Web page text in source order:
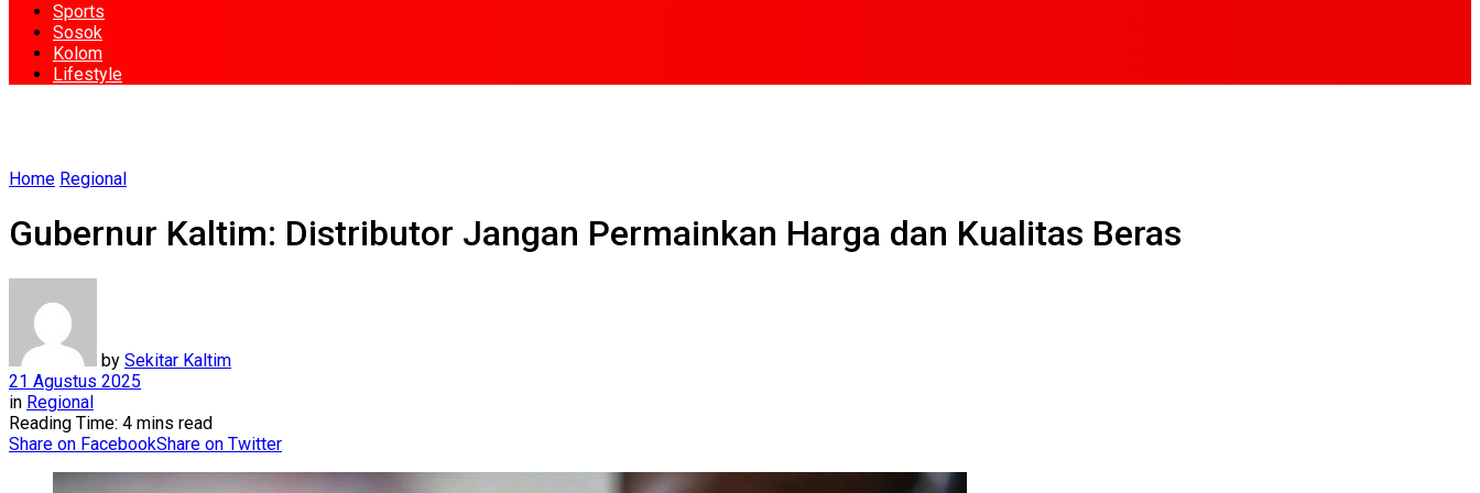
Sports
Sosok
Kolom
Lifestyle
Home Regional
Gubernur Kaltim: Distributor Jangan Permainkan Harga dan Kualitas Beras
by Sekitar Kaltim
21 Agustus 2025
in Regional
Reading Time: 4 mins read
Share on FacebookShare on Twitter